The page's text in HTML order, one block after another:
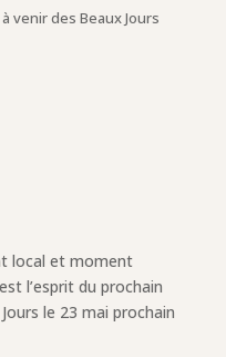
venir des Beaux Jours
local et moment
l’esprit du prochain
le 23 mai prochain